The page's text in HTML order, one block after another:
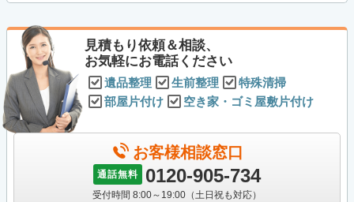
見積もり依頼＆相談、
お気軽にお電話ください
遺品整理 生前整理
特殊清掃
部屋片付け
空き家・ゴミ屋敷片付け
お客様相談窓口
通話無料 0120-905-734
受付時間 8:00～19:00（土日祝も対応）